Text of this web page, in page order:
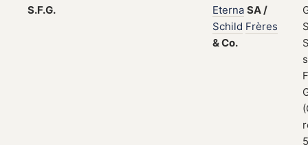
S.F.G. Eterna SA/
Schild Frères
&Co.